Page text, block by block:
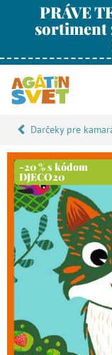
PRÁVE
sortiment
Darčeky pre
-20 % s kódom
DJECO20